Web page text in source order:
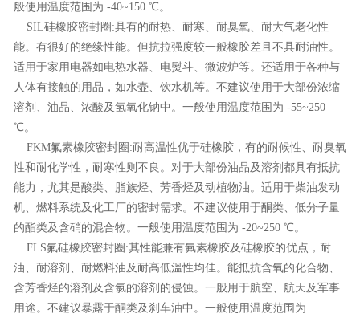
般使用温度范围为 -40~150 ℃。
SIL硅橡胶密封圈:具有的耐热、耐寒、耐臭氧、耐大气老化性
能。有很好的绝缘性能。但抗拉强度较一般橡胶差且不具耐油性。
适用于家用电器如电热水器、电熨斗、微波炉等。还适用于各种与
人体有接触的用品，如水壶、饮水机等。不建议使用于大部份浓缩
溶剂、油品、浓酸及氢氧化钠中。一般使用温度范围为 -55~250
℃。
FKM氟素橡胶密封圈:耐高温性优于硅橡胶，有的耐候性、耐臭氧
性和耐化学性，耐寒性则不良。对于大部份油品及溶剂都具有抵抗
能力，尤其是酸类、脂族烃、芳香烃及动植物油。适用于柴油发动
机、燃料系统及化工厂的密封需求。不建议使用于酮类、低分子量
的酯类及含硝的混合物。一般使用温度范围为 -20~250 ℃。
FLS氟硅橡胶密封圈:其性能兼有氟素橡胶及硅橡胶的优点，耐
油、耐溶剂、耐燃料油及耐高低溫性均佳。能抵抗含氧的化合物、
含芳香烃的溶剂及含氯的溶剂的侵蚀。一般用于航空、航天及军事
用途。不建议暴露于酮类及刹车油中。一般使用温度范围为